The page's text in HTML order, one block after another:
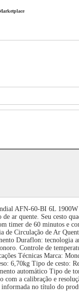
AFN-60-BI 6L 1900W
de ar quente. Seu cesto
timer de 60 minutos e
de Circulação de Ar
Duraflon: tecnologia
Controle de
Técnicas Marca:
6,70kg Tipo de cesto:
automático Tipo de
com a calibração e
no título do